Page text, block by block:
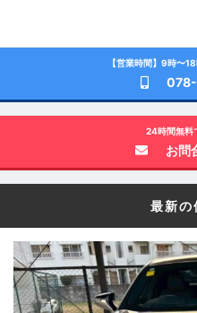
【営業時間】9時〜
24時間無料
お問
最新の